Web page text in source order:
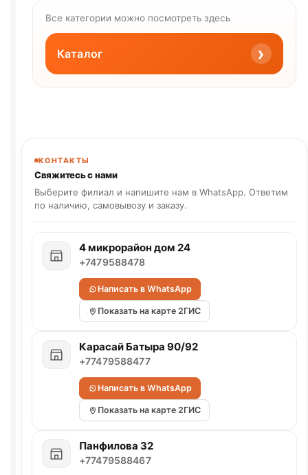
Все категории можно посмотреть здесь
Каталог ›
КОНТАКТЫ
Свяжитесь с нами
Выберите филиал и напишите нам в WhatsApp. Ответим
по наличию, самовывозу и заказу.
4 микрорайон дом 24
+7479588478
Написать в WhatsApp
Показать на карте 2ГИС
Карасай Батыра 90/92
+77479588477
Написать в WhatsApp
Показать на карте 2ГИС
Панфилова 32
+77479588467